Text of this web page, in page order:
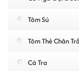
Tôm Sú
Tôm Thẻ Chân
Cá Tra